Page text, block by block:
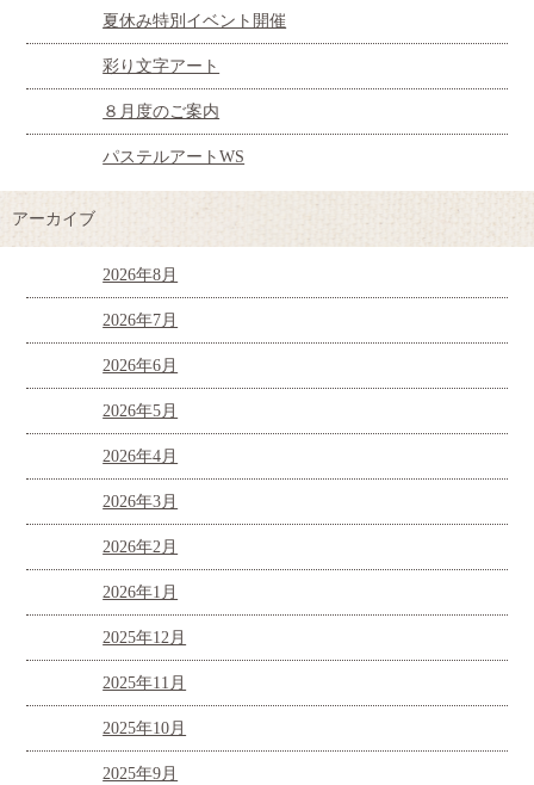
夏休み特別イベント開催
彩り文字アート
８月度のご案内
パステルアートWS
アーカイブ
2026年8月
2026年7月
2026年6月
2026年5月
2026年4月
2026年3月
2026年2月
2026年1月
2025年12月
2025年11月
2025年10月
2025年9月